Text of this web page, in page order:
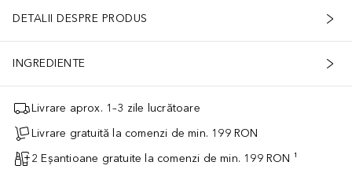
DETALII DESPRE PRODUS
INGREDIENTE
Livrare aprox. 1–3 zile lucrătoare
Livrare gratuită la comenzi de min. 199 RON
2 Eșantioane gratuite la comenzi de min. 199 RON ¹